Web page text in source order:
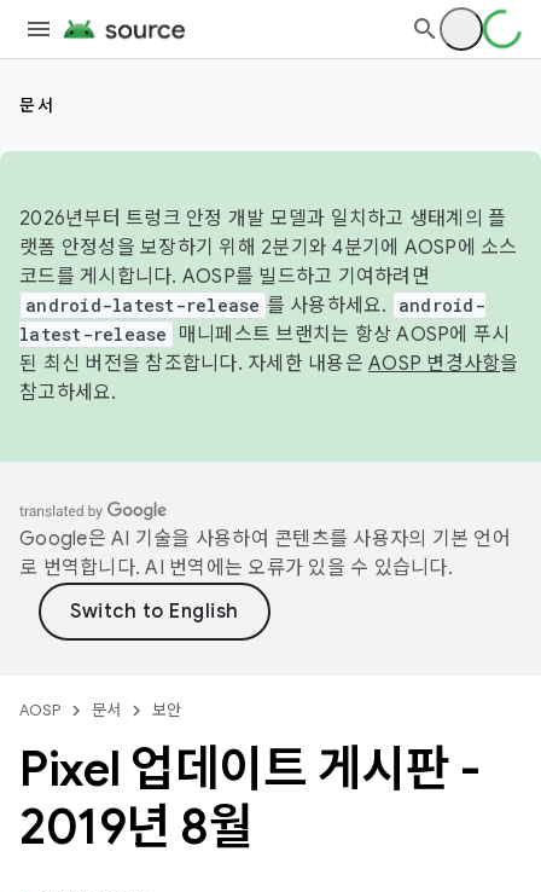
문서
2026년부터 트렁크 안정 개발 모델과 일치하고 생태계의 플
랫폼 안정성을 보장하기 위해 2분기와 4분기에 AOSP에 소스
코드를 게시합니다. AOSP를 빌드하고 기여하려면
android-latest-release 를 사용하세요.
android-
latest-release
매니페스트 브랜치는 항상 AOSP에 푸시
된 최신 버전을 참조합니다. 자세한 내용은 AOSP 변경사항을
참고하세요.
Google은 AI 기술을 사용하여 콘텐츠를 사용자의 기본 언어
로 번역합니다. AI 번역에는 오류가 있을 수 있습니다.
AOSP 문서 보안
Pixel 업데이트 게시판 -
2019년 8월